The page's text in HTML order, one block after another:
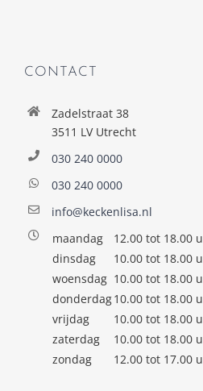
CONTACT
Zadelstraat 38
3511 LV Utrecht
030 240 0000
030 240 0000
info@keckenlisa.nl
maandag
12.00 tot 18.00 u
dinsdag
10.00 tot 18.00 u
woensdag 10.00 tot 18.00 u
donderdag10.00 tot 18.00 u
vrijdag
10.00 tot 18.00 u
zaterdag
10.00 tot 18.00 u
zondag
12.00 tot 17.00 u